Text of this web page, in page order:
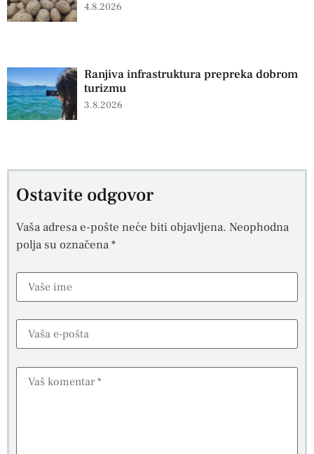
4.8.2026
Ranjiva infrastruktura prepreka dobrom
turizmu
3.8.2026
Ostavite odgovor
Vaša adresa e-pošte neće biti objavljena. Neophodna
polja su označena*